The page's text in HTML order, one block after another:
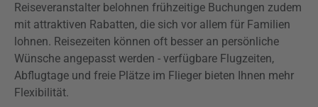
Reiseveranstalter belohnen frühzeitige Buchungen zudem
mit attraktiven Rabatten, die sich vor allem für Familien
lohnen. Reisezeiten können oft besser an persönliche
Wünsche angepasst werden - verfügbare Flugzeiten,
Abflugtage und freie Plätze im Flieger bieten Ihnen mehr
Flexibilität.